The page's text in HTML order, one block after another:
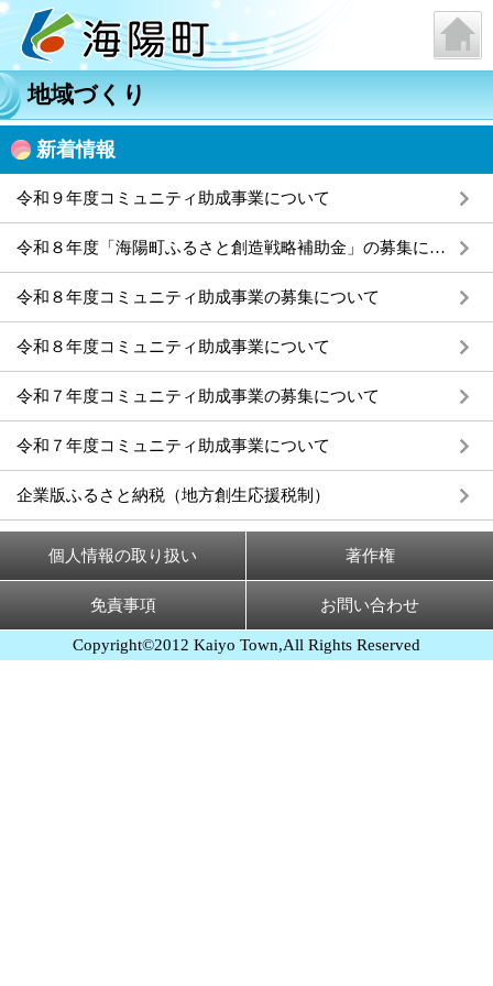
地域づくり
新着情報
令和９年度コミュニティ助成事業について
令和８年度「海陽町ふるさと創造戦略補助金」の募集について
令和８年度コミュニティ助成事業の募集について
令和８年度コミュニティ助成事業について
令和７年度コミュニティ助成事業の募集について
令和７年度コミュニティ助成事業について
企業版ふるさと納税（地方創生応援税制）
個人情報の取り扱い 著作権
免責事項 お問い合わせ
Copyright©2012 Kaiyo Town,All Rights Reserved